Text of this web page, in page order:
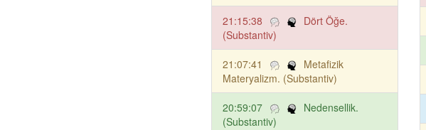
21:15:38
Dört Öğe.
(Substantiv)
21:07:41
Metafizik
Materyalizm. (Substantiv)
20:59:07
Nedensellik.
(Substantiv)